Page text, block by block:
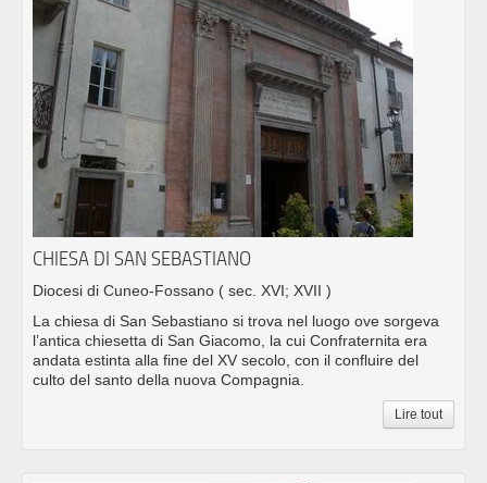
CHIESA DI SAN SEBASTIANO
Diocesi di Cuneo-Fossano ( sec. XVI; XVII )
La chiesa di San Sebastiano si trova nel luogo ove sorgeva
l’antica chiesetta di San Giacomo, la cui Confraternita era
andata estinta alla fine del XV secolo, con il confluire del
culto del santo della nuova Compagnia.
Lire tout